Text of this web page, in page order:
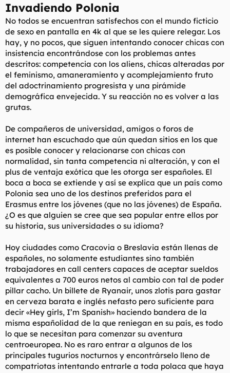
Invadiendo Polonia
No todos se encuentran satisfechos con el mundo ficticio
de sexo en pantalla en 4k al que se les quiere relegar. Los
hay, y no pocos, que siguen intentando conocer chicas con
insistencia encontrándose con los problemas antes
descritos: competencia con los aliens, chicas alteradas por
el feminismo, amaneramiento y acomplejamiento fruto
del adoctrinamiento progresista y una pirámide
demográfica envejecida. Y su reacción no es volver a las
grutas.
De compañeros de universidad, amigos o foros de
internet han escuchado que aún quedan sitios en los que
es posible conocer y relacionarse con chicas con
normalidad, sin tanta competencia ni alteración, y con el
plus de ventaja exótica que les otorga ser españoles. El
boca a boca se extiende y así se explica que un país como
Polonia sea uno de los destinos preferidos para el
Erasmus entre los jóvenes (que no las jóvenes) de España.
¿O es que alguien se cree que sea popular entre ellos por
su historia, sus universidades o su idioma?
Hoy ciudades como Cracovia o Breslavia están llenas de
españoles, no solamente estudiantes sino también
trabajadores en call centers capaces de aceptar sueldos
equivalentes a 700 euros netos al cambio con tal de poder
pillar cacho. Un billete de Ryanair, unos zlotis para gastar
en cerveza barata e inglés nefasto pero suficiente para
decir «Hey girls, I’m Spanish» haciendo bandera de la
misma españolidad de la que reniegan en su país, es todo
lo que se necesitan para comenzar su aventura
centroeuropea. No es raro entrar a algunos de los
principales tugurios nocturnos y encontrárselo lleno de
compatriotas intentando entrarle a toda polaca que haya